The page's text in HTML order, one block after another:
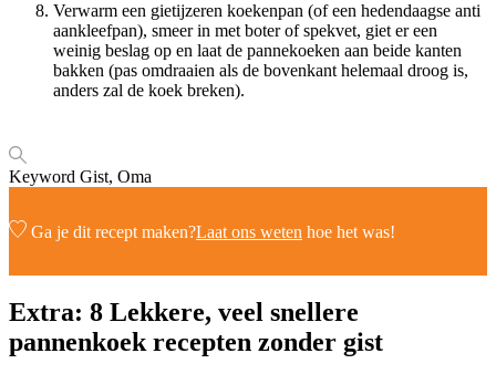
Verwarm een gietijzeren koekenpan (of een hedendaagse anti
aankleefpan), smeer in met boter of spekvet, giet er een
weinig beslag op en laat de pannekoeken aan beide kanten
bakken (pas omdraaien als de bovenkant helemaal droog is,
anders zal de koek breken).
Keyword Gist, Oma
Ga je dit recept maken?Laat ons weten hoe het was!
Extra: 8 Lekkere, veel snellere
pannenkoek recepten zonder gist